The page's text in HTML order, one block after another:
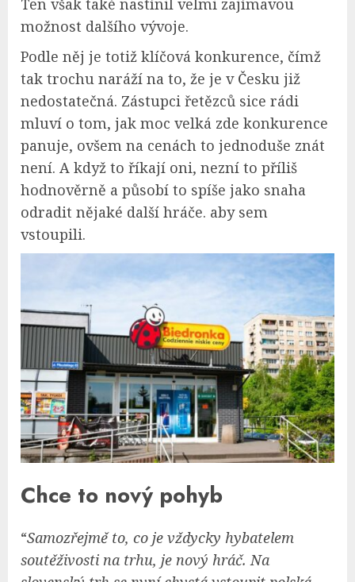
Ten však také nastínil velmi zajímavou
možnost dalšího vývoje.
Podle něj je totiž klíčová konkurence, čímž
tak trochu naráží na to, že je v Česku již
nedostatečná. Zástupci řetězců sice rádi
mluví o tom, jak moc velká zde konkurence
panuje, ovšem na cenách to jednoduše znát
není. A když to říkají oni, nezní to příliš
hodnověrně a působí to spíše jako snaha
odradit nějaké další hráče. aby sem
vstoupili.
Chce to nový pohyb
“Samozřejmě to, co je vždycky hybatelem
soutěživosti na trhu, je nový hráč. Na